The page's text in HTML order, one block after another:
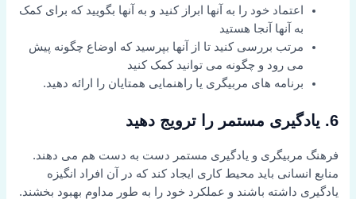
اعتماد خود را به آنها ابراز کنید و به آنها بگویید که برای کمک
به آنها آنجا هستید
مرتب بررسی کنید تا از آنها بپرسید که اوضاع چگونه پیش
می رود و چگونه می توانید کمک کنید
برنامه های مربیگری یا راهنمایی همتایان را ارائه دهید.
6. یادگیری مستمر را ترویج دهید
فرهنگ مربیگری و یادگیری مستمر دست به دست هم می دهند.
منابع انسانی باید محیط کاری ایجاد کند که در آن افراد انگیزه
یادگیری داشته باشند و عملکرد خود را به طور مداوم بهبود بخشند.